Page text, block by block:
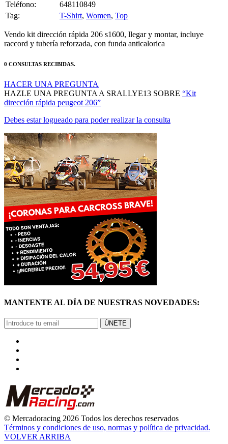
Tag:
T-Shirt,Women
Vendo kit dirección rápida 206 s1600, llegar y montar, incluye
raccord y tubería reforzada, con funda anticalorica
HAZLE UNA PREGUNTA A SRALLYE13 SOBRE
dirección rápida peugeot 206”
Debes estar logueado para poder realizar la consulta
© Mercadoracing 2026 Todos los derechos reservados
Términos y condiciones de uso, normas y política de privacidad.
VOLVER ARRIBA